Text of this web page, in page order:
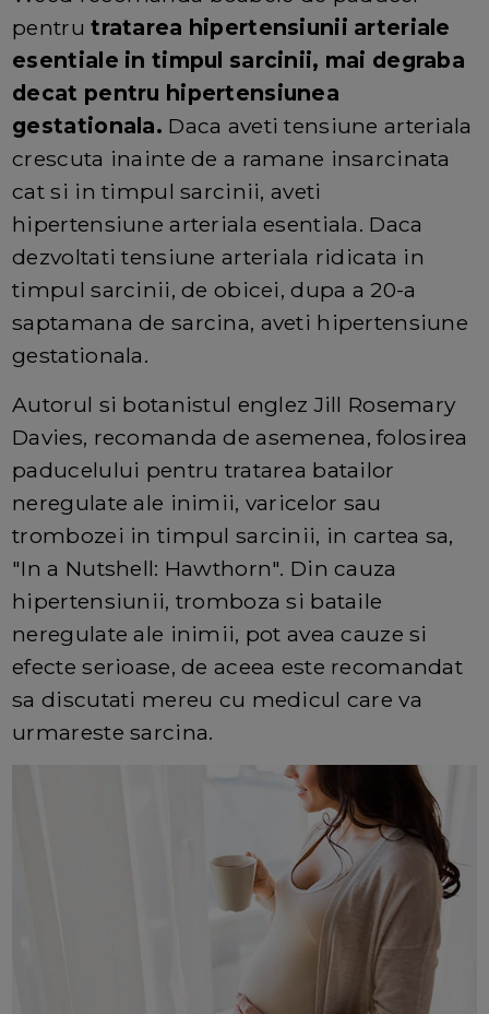
pentru tratarea hipertensiunii arteriale
esentiale in timpul sarcinii, mai degraba
decat pentru hipertensiunea
gestationala. Daca aveti tensiune arteriala
crescuta inainte de a ramane insarcinata
cat si in timpul sarcinii, aveti
hipertensiune arteriala esentiala. Daca
dezvoltati tensiune arteriala ridicata in
timpul sarcinii, de obicei, dupa a 20-a
saptamana de sarcina, aveti hipertensiune
gestationala.
Autorul si botanistul englez Jill Rosemary
Davies, recomanda de asemenea, folosirea
paducelului pentru tratarea batailor
neregulate ale inimii, varicelor sau
trombozei in timpul sarcinii, in cartea sa,
"In a Nutshell: Hawthorn". Din cauza
hipertensiunii, tromboza si bataile
neregulate ale inimii, pot avea cauze si
efecte serioase, de aceea este recomandat
sa discutati mereu cu medicul care va
urmareste sarcina.